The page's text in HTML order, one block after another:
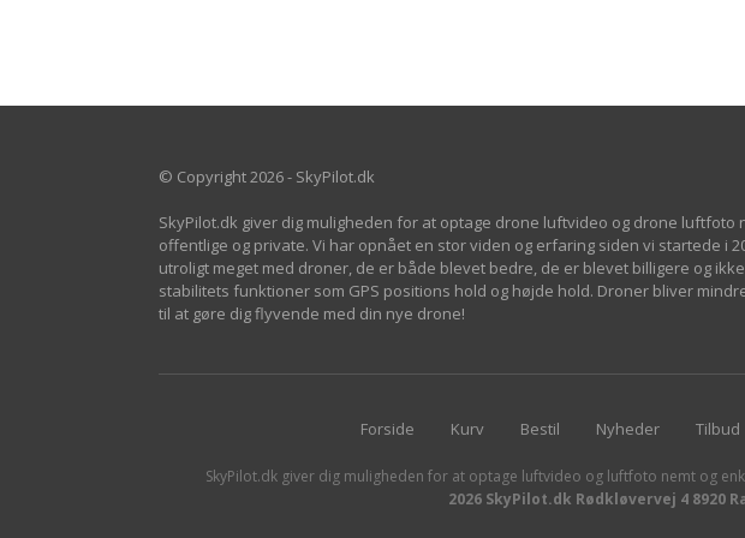
© Copyright 2026 - SkyPilot.dk
SkyPilot.dk giver dig muligheden for at optage drone luftvideo og drone
offentlige og private. Vi har opnået en stor viden og erfaring siden vi startede i
utroligt meget med droner, de er både blevet bedre, de er blevet billigere og
stabilitets funktioner som GPS positions hold og højde hold. Droner bliver
til at gøre dig flyvende med din nye drone!
Forside Kurv Bestil Nyheder Tilbud
SkyPilot.dk giver dig muligheden for at optage luftvideo og luftfoto nemt og
2026 SkyPilot.dk Rødkløvervej 4 8920